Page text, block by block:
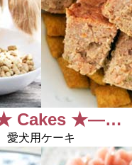
Cakes ★―…
愛犬用ケーキ